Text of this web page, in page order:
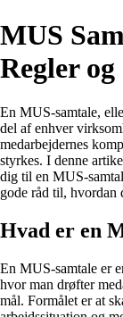
MUS
Regler
En MUS-samtale,
del af enhver
medarbejdernes
styrkes. I denne
dig til en MUS-
gode råd til, hvordan
Hvad er en
En MUS-samtale er
hvor man drøfter
mål. Formålet er at